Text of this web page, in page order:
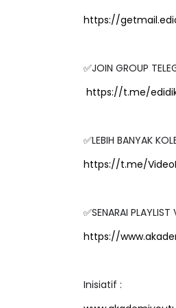
https://
✅JOIN GROUP
https://t.me/
✅LEBIH BANYAK
https://t.me/
✅SENARAI PLAYLIST
https://
Inisiatif :